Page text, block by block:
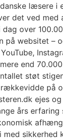
læsere i
det ved med
over
på websitet –
end
støt
på
ejes
års erfaring
sikkerhed